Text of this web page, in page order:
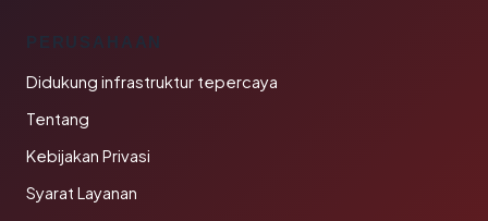
PERUSAHAAN
Didukung infrastruktur tepercaya
Tentang
Kebijakan Privasi
Syarat Layanan